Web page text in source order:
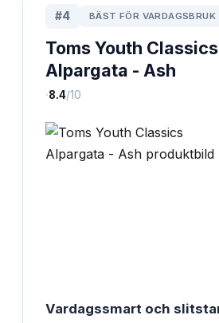
#4 BÄST FÖR VARDAGSBRUK
Toms Youth Classics
Alpargata - Ash
·8.4/10
Vardagssmart och